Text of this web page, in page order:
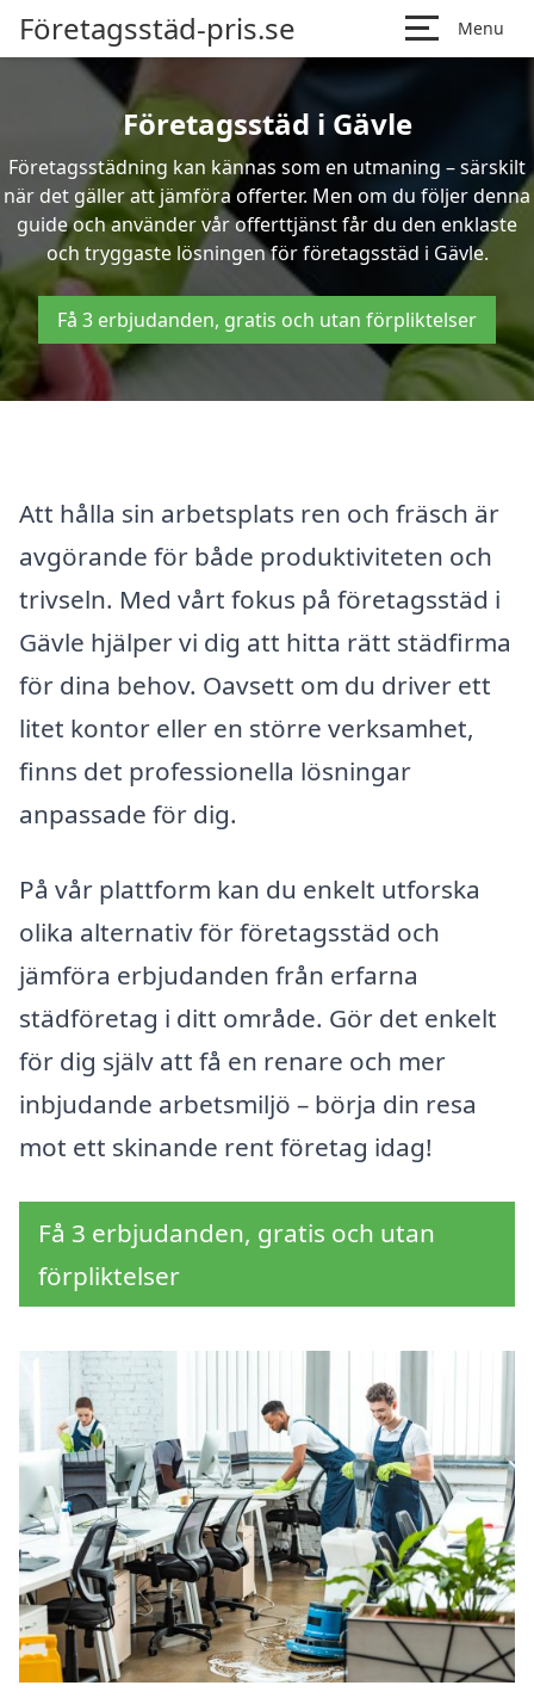
Företagsstäd-pris.se Menu
Företagsstäd i Gävle
Företagsstädning kan kännas som en utmaning – särskilt
när det gäller att jämföra offerter. Men om du följer denna
guide och använder vår offerttjänst får du den enklaste
och tryggaste lösningen för företagsstäd i Gävle.
Få 3 erbjudanden, gratis och utan förpliktelser
Att hålla sin arbetsplats ren och fräsch är
avgörande för både produktiviteten och
trivseln. Med vårt fokus på företagsstäd i
Gävle hjälper vi dig att hitta rätt städfirma
för dina behov. Oavsett om du driver ett
litet kontor eller en större verksamhet,
finns det professionella lösningar
anpassade för dig.
På vår plattform kan du enkelt utforska
olika alternativ för företagsstäd och
jämföra erbjudanden från erfarna
städföretag i ditt område. Gör det enkelt
för dig själv att få en renare och mer
inbjudande arbetsmiljö – börja din resa
mot ett skinande rent företag idag!
Få 3 erbjudanden, gratis och utan
förpliktelser